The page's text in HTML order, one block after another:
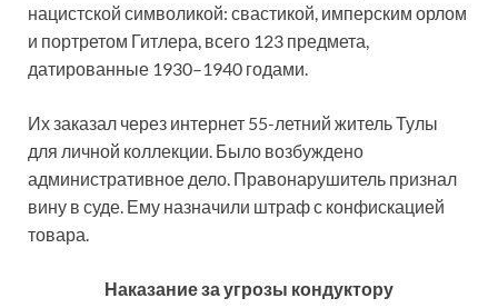
нацистской символикой: свастикой, имперским орлом
и портретом Гитлера, всего 123 предмета,
датированные 1930–1940 годами.
Их заказал через интернет 55-летний житель Тулы
для личной коллекции. Было возбуждено
административное дело. Правонарушитель признал
вину в суде. Ему назначили штраф с конфискацией
товара.
Наказание за угрозы кондуктору